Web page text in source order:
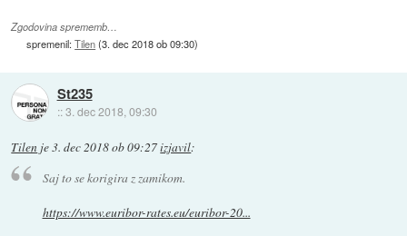
Zgodovina sprememb…
spremenil:Tilen(3. dec 2018 ob 09:30)
St235
::3. dec 2018, 09:30
Tilen je3. dec 2018 ob 09:27izjavil:
Saj to se korigira z zamikom.
https://www.euribor-rates.eu/euribor-20...